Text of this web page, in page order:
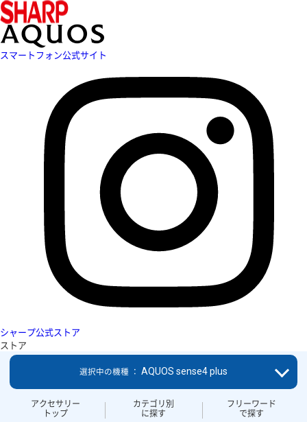
スマートフォン公式サイト
シャープ公式ストア
ストア
アクセサリー
トップ
カテゴリ別
に探す
フリーワード
で探す
選択中の機種 ： AQUOS sense4 plus